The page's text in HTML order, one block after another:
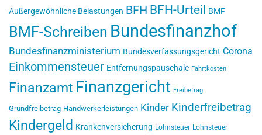
Außergewöhnliche Belastungen BFH BFH-Urteil BMF
BMF-Schreiben Bundesfinanzhof
Bundesfinanzministerium Bundesverfassungsgericht Corona
Einkommensteuer Entfernungspauschale Fahrtkosten
Finanzamt Finanzgericht Freibetrag
Grundfreibetrag Handwerkerleistungen Kinder Kinderfreibetrag
Kindergeld Krankenversicherung Lohnsteuer Lohnsteuer